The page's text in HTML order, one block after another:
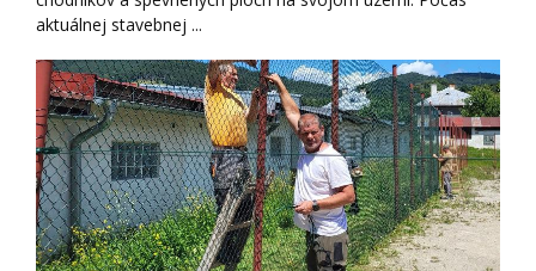
aktuálnej stavebnej ...